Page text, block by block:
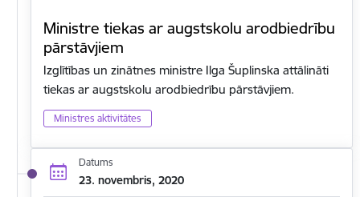
Ministre tiekas ar augstskolu arodbiedrību
pārstāvjiem
Izglītības un zinātnes ministre Ilga Šuplinska attālināti
tiekas ar augstskolu arodbiedrību pārstāvjiem.
Ministres aktivitātes
Datums
23. novembris, 2020